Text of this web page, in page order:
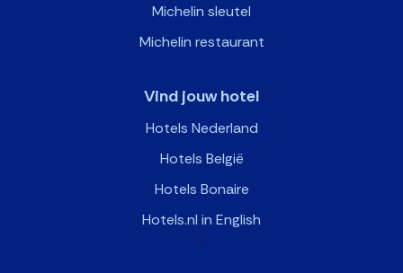
Michelin sleutel
Michelin restaurant
Vind jouw hotel
Hotels Nederland
Hotels België
Hotels Bonaire
Hotels.nl in English
>